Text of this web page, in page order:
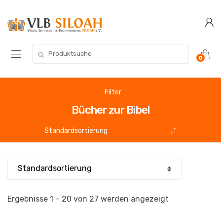
Navigation
springen
Inhalt
springen
nach:
0
Filter
Bücher zur Bibel
Ergebnisse 1 – 20 von 27 werden angezeigt